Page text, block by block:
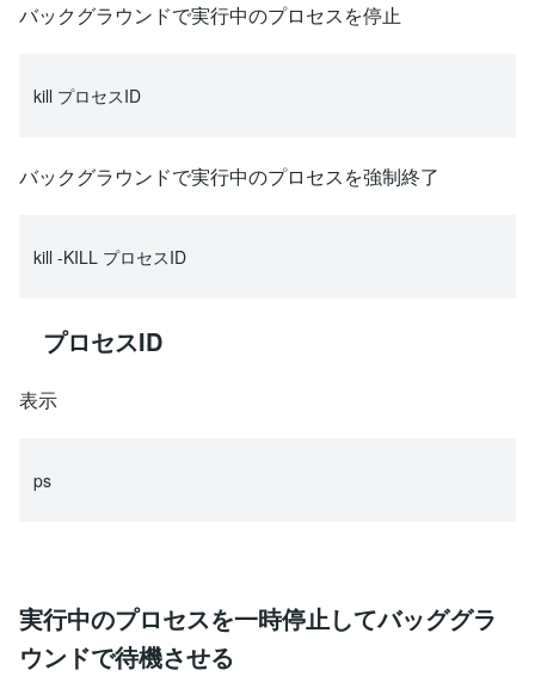
バックグラウンドで実行中のプロセスを停止
kill プロセスID
バックグラウンドで実行中のプロセスを強制終了
kill -KILL プロセスID
プロセスID
表示
ps
実行中のプロセスを一時停止してバッググラ
ウンドで待機させる